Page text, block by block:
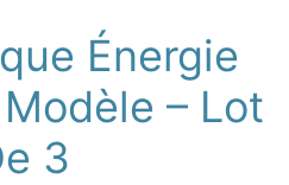
Énergie
– Lot
3